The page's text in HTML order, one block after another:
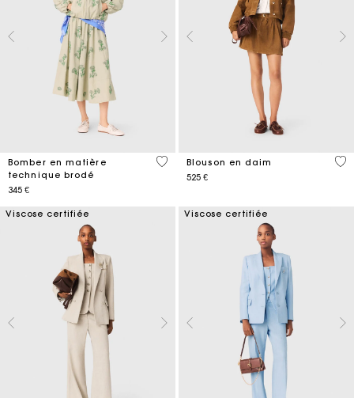
Bomber en matière
technique brodé
345 €
4,1 out of 5 Customer Rating
Blouson en daim
525 €
5
Viscose certifiée Viscose certifiée